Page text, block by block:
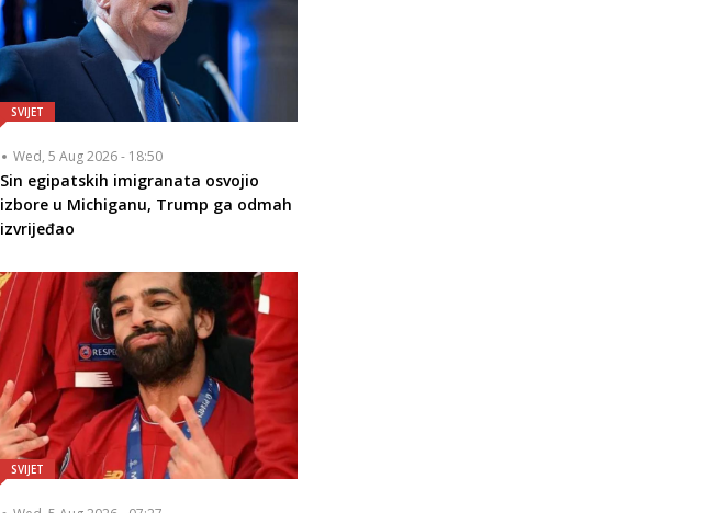
SVIJET
Wed, 5 Aug 2026 - 18:50
Sin egipatskih imigranata osvojio
izbore u Michiganu, Trump ga odmah
izvrijeđao
SVIJET